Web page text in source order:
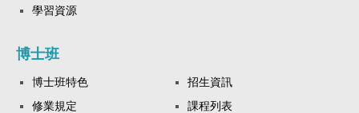
學習資源
博士班
博士班特色
招生資訊
修業規定
課程列表